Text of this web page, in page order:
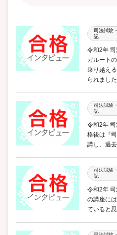
司法試験
記
令和2年
ガルート
乗り越え
られまし
司法試験
記
令和2年
格後は『
講し、過
司法試験
記
令和2年
の講座に
ていると